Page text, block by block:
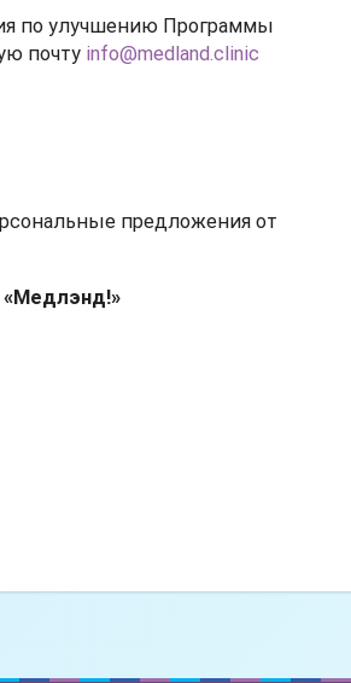
по улучшению Программы
почту info@medland.clinic
предложения от
«Медлэнд!»